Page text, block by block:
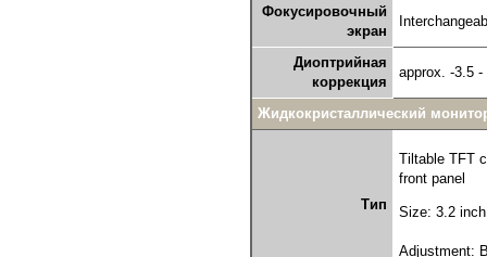
Фокусировочный
экран
Диоптрийная
коррекция
approx. -3.5 -
Жидкокристаллический
Тип
Tiltable TFT
front panel
Size: 3.2 inch
Adjustment: